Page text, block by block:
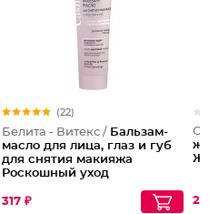
(22)
Белита - Витекс / Бальзам-
масло для лица, глаз и губ
для снятия макияжа
Роскошный уход
317 ₽